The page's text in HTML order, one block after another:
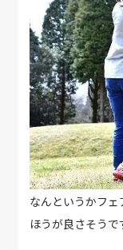
なんというかフ
ほうが良さそうで